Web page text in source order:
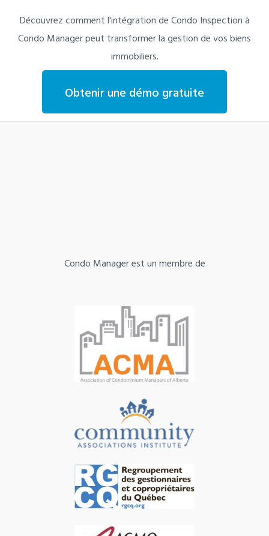
Découvrez comment l'intégration de Condo Inspection à
Condo Manager peut transformer la gestion de vos biens
immobiliers.
Obtenir une démo gratuite
Condo Manager est un membre de